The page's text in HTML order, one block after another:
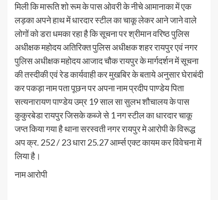
मिली कि मारूति शो रूम के पास ओवरी के नीचे आमानाका में एक
लड़का अपने हाथ में धारदार स्टील का चाकू लेकर आने जाने वाले
लोगों को डरा धमका रहा है कि सूचना पर श्रीमान वरिष्ठ पुलिस
अधीक्षक महोदय अतिरिक्त पुलिस अधीक्षक शहर रायपुर एवं नगर
पुलिस अधीक्षक महोदय आजाद चौक रायपुर के मार्गदर्शन में सूचना
की तस्दीकी एवं रेड कार्यवाही कर मुखबिर के बताये अनुसार घेराबंदी
कर पकड़ा नाम पता पूछन पर अपना नाम प्रदीप पाण्डेय पिता
सत्यनारायण पाण्डेय उम्र 19 साल सा सुलभ शौचालय के पास
कुकुरबेडा रायपुर जिसके कब्जे से 1 नग स्टील का धारदार चाकू
जप्त किया गया है थाना सरस्वती नगर रायपुर मे आरोपी के विरूद्ध
अप क्र. 252 / 23 धारा 25.27 आर्म्स एक्ट कायम कर विवेचना में
लिया है।
नाम आरोपी